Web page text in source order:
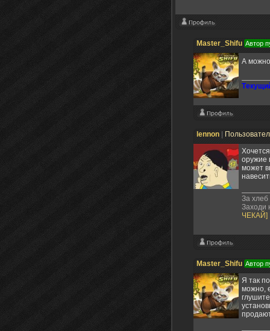
Master_Shifu Автор
А
lennon
оружие
может
За хлеб
Заходи
ЧЕКАЙ]
Master_Shifu Автор
Я так
можно,